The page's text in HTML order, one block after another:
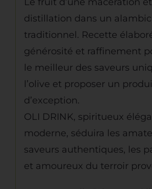
distillation dans un alambic
traditionnel. Recette
générosité et raffinement
le meilleur des saveurs
l’olive et proposer un
d’exception.
OLI DRINK, spiritueux
moderne, séduira les
saveurs authentiques, les
et amoureux du terroir